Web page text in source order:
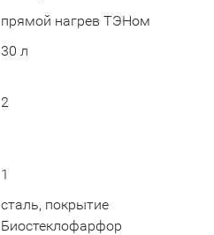
прямой нагрев ТЭНом
30 л
2
1
сталь, покрытие
Биостеклофарфор